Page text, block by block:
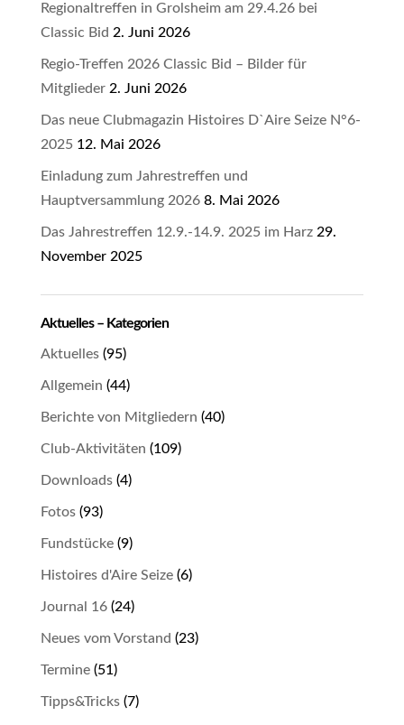
Regionaltreffen in Grolsheim am 29.4.26 bei
Classic Bid 2. Juni 2026
Regio-Treffen 2026 Classic Bid – Bilder für
Mitglieder 2. Juni 2026
Das neue Clubmagazin Histoires D`Aire Seize N°6-
2025 12. Mai 2026
Einladung zum Jahrestreffen und
Hauptversammlung 2026 8. Mai 2026
Das Jahrestreffen 12.9.-14.9. 2025 im Harz 29.
November 2025
Aktuelles – Kategorien
Aktuelles(95)
Allgemein (44)
Berichte von Mitgliedern (40)
Club-Aktivitäten (109)
Downloads(4)
Fotos(93)
Fundstücke(9)
Histoires d'Aire Seize(6)
Journal 16(24)
Neues vom Vorstand (23)
Termine(51)
Tipps&Tricks(7)